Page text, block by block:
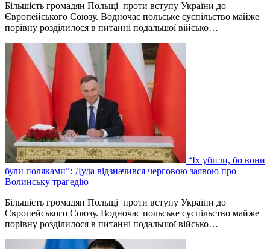
Більшість громадян Польщі проти вступу України до
Європейського Союзу. Водночас польське суспільство майже
порівну розділилося в питанні подальшої військо…
“Їх убили, бо вони
були поляками”: Дуда відзначився черговою заявою про
Волинську трагедію
Більшість громадян Польщі проти вступу України до
Європейського Союзу. Водночас польське суспільство майже
порівну розділилося в питанні подальшої військо…